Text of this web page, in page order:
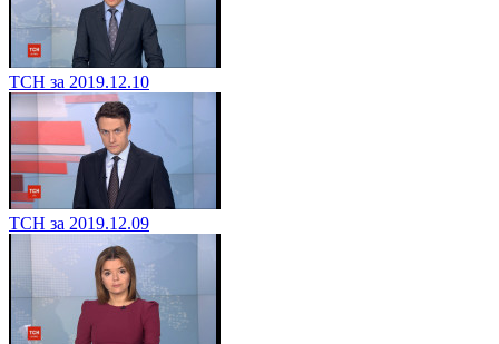
ТСН за 2019.12.10
ТСН за 2019.12.09